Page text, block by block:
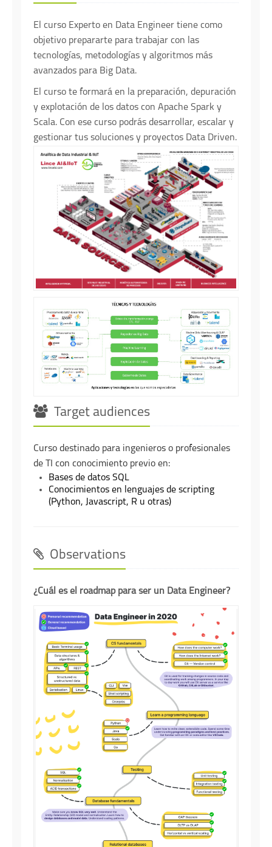
El curso Experto en Data Engineer tiene como
objetivo prepararte para trabajar con las
tecnologías, metodologías y algoritmos más
avanzados para Big Data.
El curso te formará en la preparación, depuración
y explotación de los datos con Apache Spark y
Scala. Con ese curso podrás desarrollar, escalar y
gestionar tus soluciones y proyectos Data Driven.
Target audiences
Curso destinado para ingenieros o profesionales
de TI con conocimiento previo en:
Bases de datos SQL
Conocimientos en lenguajes de scripting
(Python, Javascript, R u otras)
Observations
¿Cuál es el roadmap para ser un Data Engineer?